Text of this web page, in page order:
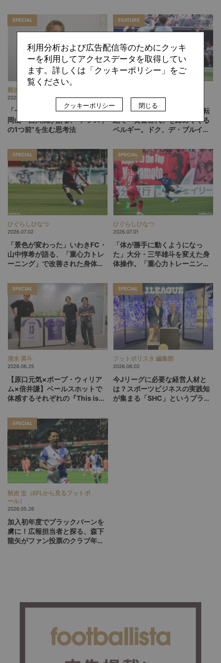
SPECIAL
難波 拓未
2026.08.03
「一番いいルートが見える」。
岡山・西川潤が語る、“アシスト
の1つ前”を生む思考法
FEATURE
2026.07.31
GS敗退危機→8強入りの起承転
結で「黄金世代」を締めくくる
ベルギー。ドク、デ・ブルイネ
ディ・ガルシア劇場の裏側
SPECIAL
ひぐらしひなつ
2026.07.02
「景色が変わった」いわきFC・
山中惇希が語る、「重心力トレ
ーニング」で改善された身体と
SPECIAL
ひぐらしひなつ
2026.07.01
「体が勝手に動くようになっ
た」大分・三竿雄斗を変えた身
体操作。「重心力トレーニン
SPECIAL
清水 英斗
2026.06.25
【原口元気×ポープ・ウィリア
ム×倍井謙】ベールスホットで
体感するそれぞれの『This is
SPECIAL
フットボリスタ 編集部
2026.06.02
今Jリーグに必要な経営人材と
は？スポーツビジネスの実践知
が集まる「SHC」というプラッ
SPECIAL
秋吉 圭（EFLから見るフットボ
ール）
2026.05.26
加入初年度でブラックバーンを
虜に！広報担当者と探る、森下
龍矢がファン投票のクラブ年間
利用分析および広告配信等のためにクッキ
ーを利用してアクセスデータを取得してい
ます。詳しくは「クッキーポリシー」をご
覧ください。
クッキーポリシー 閉じる